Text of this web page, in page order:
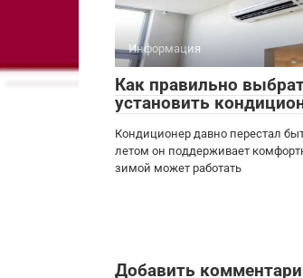
Информация
Как правильно
установить
Кондиционер давно перестал
летом он поддерживает
зимой может работать
Добавить